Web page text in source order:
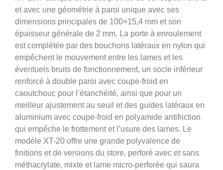
et avec une géométrie à paroi unique avec ses
dimensions principales de 100×15,4 mm et son
épaisseur générale de 2 mm. La porte à enroulement
est complétée par des bouchons latéraux en nylon qui
empêchent le mouvement entre les lames et les
éventuels bruits de fonctionnement, un socle inférieur
renforcé à double paroi avec coupe-froid en
caoutchouc pour l’étanchéité, ainsi que pour un
meilleur ajustement au seuil et des guides latéraux en
aluminium avec coupe-froid en polyamide antifriction
qui empêche le frottement et l’usure des lames. Le
modèle XT-20 offre une grande polyvalence de
finitions et de versions du store, perforé avec et sans
méthacrylate, mixte et lame micro-perforée qui saura